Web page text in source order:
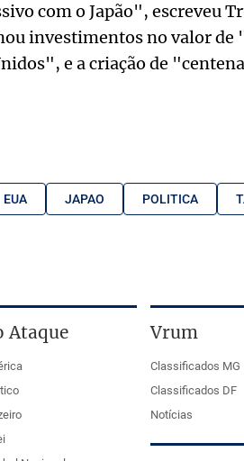
com o Japão", escreveu
investimentos no valor de
e a criação de
EUA JAPAO POLITICA
Ataque Vrum
Classificados MG
Classificados DF
Notícias